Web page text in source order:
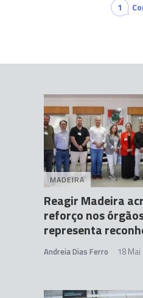
1
MADEIRA
Reagir Madeira
reforço nos
representa
Andreia Dias Ferro 18 Mai